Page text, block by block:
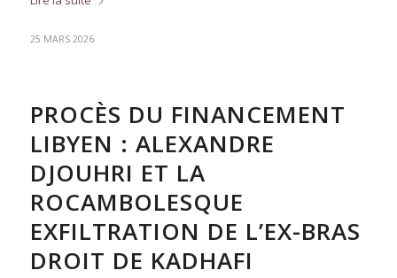
25 MARS 2026
PROCÈS DU FINANCEMENT
LIBYEN : ALEXANDRE
DJOUHRI ET LA
ROCAMBOLESQUE
EXFILTRATION DE L’EX-BRAS
DROIT DE KADHAFI